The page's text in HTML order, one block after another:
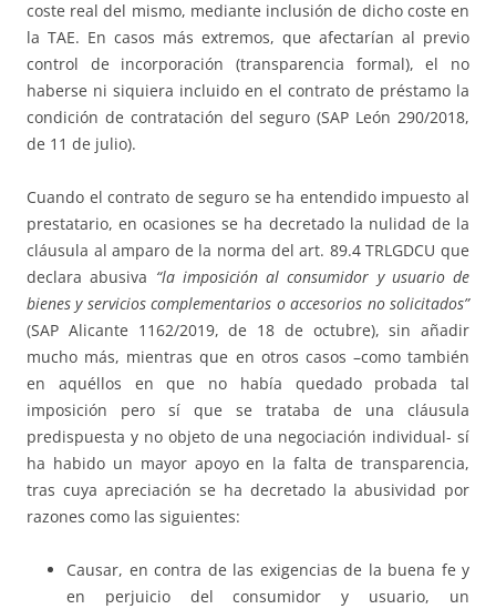
coste real del mismo, mediante inclusión de dicho coste en
la TAE. En casos más extremos, que afectarían al previo
control de incorporación (transparencia formal), el no
haberse ni siquiera incluido en el contrato de préstamo la
condición de contratación del seguro (SAP León 290/2018,
de 11 de julio).
Cuando el contrato de seguro se ha entendido impuesto al
prestatario, en ocasiones se ha decretado la nulidad de la
cláusula al amparo de la norma del art. 89.4 TRLGDCU que
declara abusiva “la imposición al consumidor y usuario de
bienes y servicios complementarios o accesorios no solicitados”
(SAP Alicante 1162/2019, de 18 de octubre), sin añadir
mucho más, mientras que en otros casos –como también
en aquéllos en que no había quedado probada tal
imposición pero sí que se trataba de una cláusula
predispuesta y no objeto de una negociación individual- sí
ha habido un mayor apoyo en la falta de transparencia,
tras cuya apreciación se ha decretado la abusividad por
razones como las siguientes:
Causar, en contra de las exigencias de la buena fe y
en perjuicio del consumidor y usuario, un